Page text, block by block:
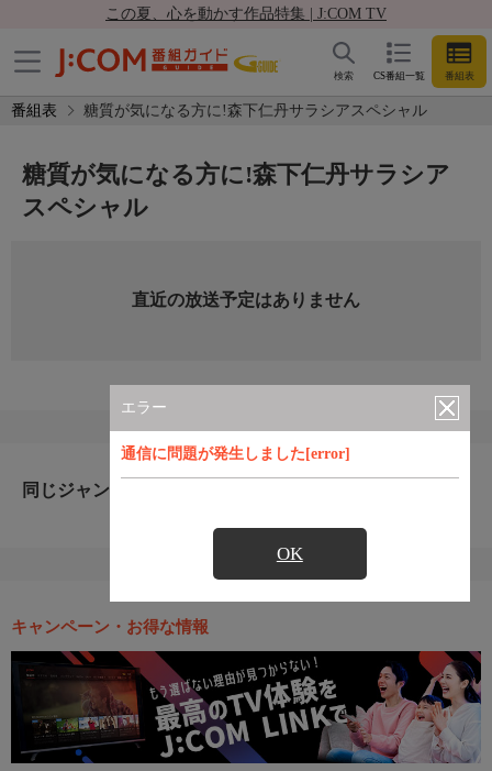
この夏、心を動かす作品特集 | J:COM TV
CS番組一覧 番組表
検索
番組表 糖質が気になる方に!森下仁丹サラシアスペシャル
エラー
通信に問題が発生しました[error]
OK
糖質が気になる方に!森下仁丹サラシア
スペシャル
直近の放送予定はありません
同じジャンルのおすすめ番組
キャンペーン・お得な情報